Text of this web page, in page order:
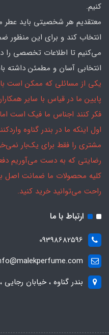
کنیم.
معتقدیم هر شخصیتی باید
انتخاب کند و برای این منظور
می‌کنیم تا اطلاعات تخصصی را
انتخابی آسان و مطمئن داشته
یکی از مسائلی که ممکن
پایین ما در قیاس با سایر
فکر کنند اجناس ما فیک است اما
اول اینکه ما در بندر گناوه
مشتری را فقط برای یک‌بار
رضایتی که به دست می‌آوریم
کلیه محصولات ما ضمانت اصل
راحت می‌توانید خرید کنید.
ارتباط با ما
09398682596
بندر گناوه ، خیابان